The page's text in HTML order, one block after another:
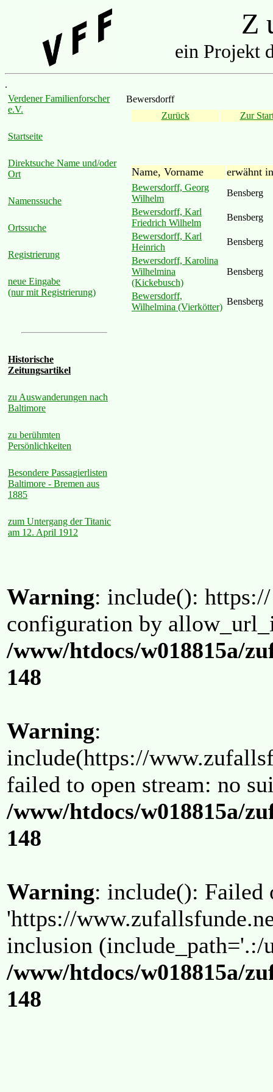
Z
ein Projekt
.
Verdener Familienforscher
e.V.
Startseite
Direktsuche Name und/oder
Ort
Namenssuche
Ortssuche
Registrierung
neue Eingabe
(nur mit Registrierung)
Historische
Zeitungsartikel
zu Auswanderungen nach
Baltimore
zu berühmten
Persönlichkeiten
Besondere Passagierlisten
Baltimore - Bremen aus
1885
zum Untergang der Titanic
am 12. April 1912
Bewersdorff
Zurück
Zur
Name, Vorname erwähnt in
Bewersdorff, Georg
Wilhelm
Bensberg
Bewersdorff, Karl
Friedrich Wilhelm
Bensberg
Bewersdorff, Karl
Heinrich
Bensberg
Bewersdorff, Karolina
Wilhelmina
(Kickebusch)
Bensberg
Bewersdorff,
Wilhelmina (Vierkötter)
Bensberg
Warning: include():
configuration by
/www/htdocs/w018815a/
148
Warning:
include(https://
failed to open stream: no
/www/htdocs/w018815a/
148
Warning: include(): Failed
'https://
inclusion (include_path='.:/
/www/htdocs/w018815a/
148